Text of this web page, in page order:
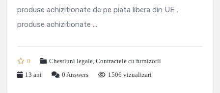
produse achizitionate de pe piata libera din UE ,
produse achizitionate ...
0 Chestiuni legale, Contractele cu furnizorii
13 ani
0 Answers 1506 vizualizari